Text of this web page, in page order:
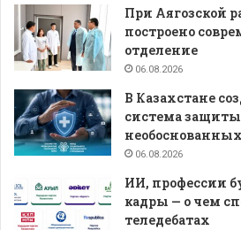
При Аягозской
построено
отделение
06.08.2026
В Казахстане
система
06.08.2026
ИИ, профессии
кадры — о чем
теледебатах